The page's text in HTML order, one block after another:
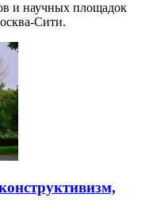
и научных площадок
Сити.